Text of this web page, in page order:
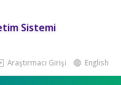
Sistemi
Araştırmacı Girişi English